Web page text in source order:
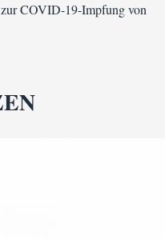
COVID-19-Impfung von